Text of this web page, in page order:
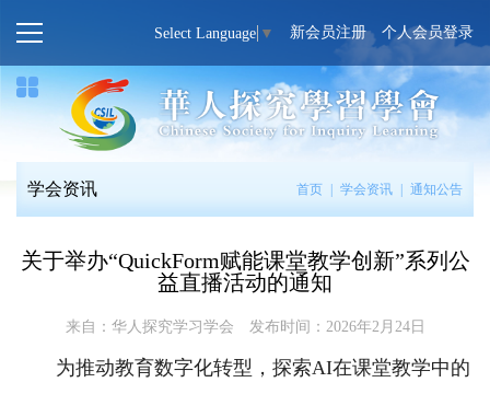
Select Language ▼ 新会员注册 个人会员登录
学会资讯 首页 学会资讯 通知公告
关于举办“QuickForm赋能课堂教学创新”系列公
益直播活动的通知
来自：华人探究学习学会 发布时间：2026年2月24日
为推动教育数字化转型，探索AI在课堂教学中的